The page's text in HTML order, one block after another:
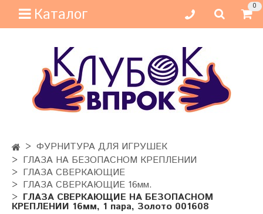
Каталог 0
ФУРНИТУРА ДЛЯ ИГРУШЕК
ГЛАЗА НА БЕЗОПАСНОМ КРЕПЛЕНИИ
ГЛАЗА СВЕРКАЮЩИЕ
ГЛАЗА СВЕРКАЮЩИЕ 16мм.
ГЛАЗА СВЕРКАЮЩИЕ НА БЕЗОПАСНОМ
КРЕПЛЕНИИ 16мм, 1 пара, Золото 001608